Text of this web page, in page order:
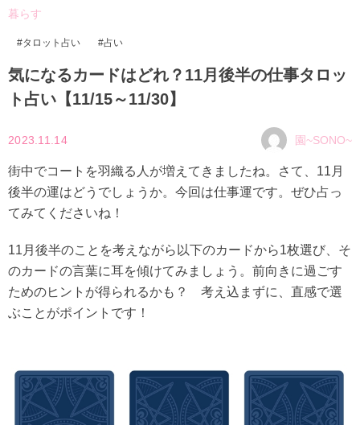
暮らす
タロット占い 占い
気になるカードはどれ？11月後半の仕事タロッ
ト占い【11/15～11/30】
2023.11.14 園~SONO~
街中でコートを羽織る人が増えてきましたね。さて、11月
後半の運はどうでしょうか。今回は仕事運です。ぜひ占っ
てみてくださいね！
11月後半のことを考えながら以下のカードから1枚選び、そ
のカードの言葉に耳を傾けてみましょう。前向きに過ごす
ためのヒントが得られるかも？ 考え込まずに、直感で選
ぶことがポイントです！